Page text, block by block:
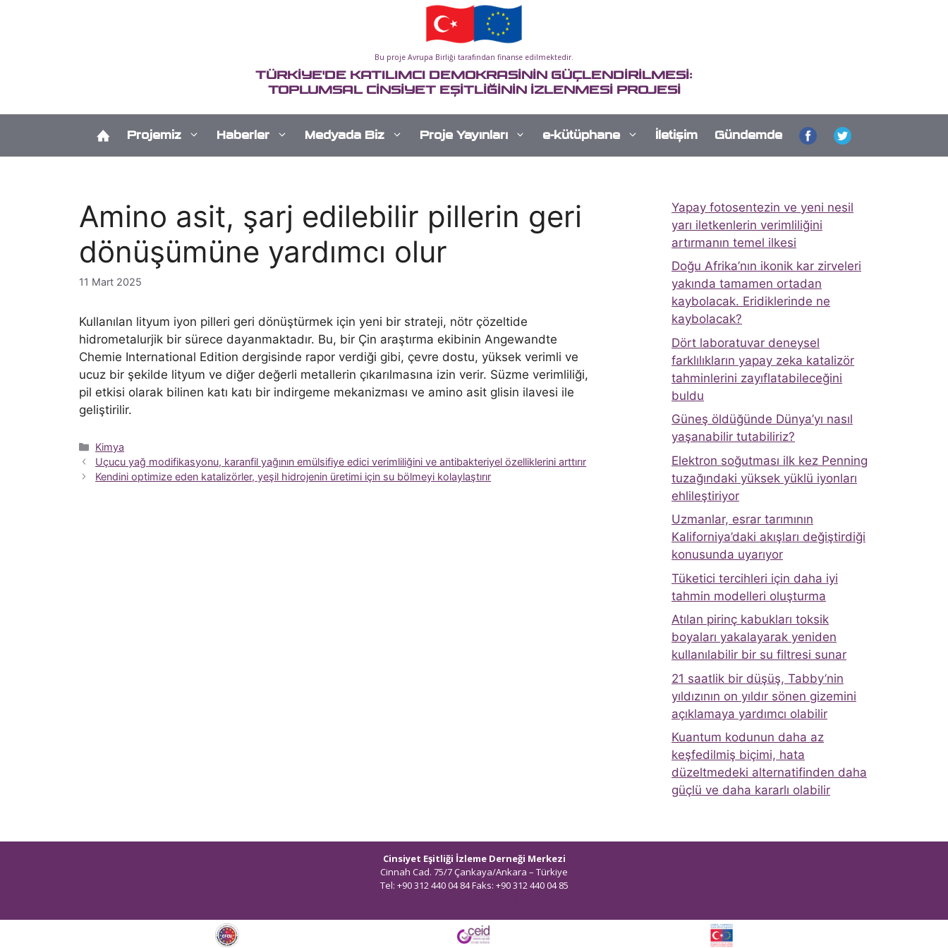
Bu proje Avrupa Birliği tarafından finanse edilmektedir.
TÜRKİYE'DE KATILIMCI DEMOKRASİNİN GÜÇLENDİRİLMESİ:
TOPLUMSAL CİNSİYET EŞİTLİĞİNİN İZLENMESİ PROJESİ
Projemiz Haberler Medyada Biz Proje Yayınları e-kütüphane İletişim Gündemde
Amino asit, şarj edilebilir pillerin geri
dönüşümüne yardımcı olur
11 Mart 2025
Kullanılan lityum iyon pilleri geri dönüştürmek için yeni bir strateji, nötr çözeltide
hidrometalurjik bir sürece dayanmaktadır. Bu, bir Çin araştırma ekibinin Angewandte
Chemie International Edition dergisinde rapor verdiği gibi, çevre dostu, yüksek verimli ve
ucuz bir şekilde lityum ve diğer değerli metallerin çıkarılmasına izin verir. Süzme verimliliği,
pil etkisi olarak bilinen katı katı bir indirgeme mekanizması ve amino asit glisin ilavesi ile
geliştirilir.
Kategoriler
Kimya
Uçucu yağ modifikasyonu, karanfil yağının emülsifiye edici verimliliğini ve antibakteriyel özelliklerini arttırır
Kendini optimize eden katalizörler, yeşil hidrojenin üretimi için su bölmeyi kolaylaştırır
Yapay fotosentezin ve yeni nesil
yarı iletkenlerin verimliliğini
artırmanın temel ilkesi
Doğu Afrika’nın ikonik kar zirveleri
yakında tamamen ortadan
kaybolacak. Eridiklerinde ne
kaybolacak?
Dört laboratuvar deneysel
farklılıkların yapay zeka katalizör
tahminlerini zayıflatabileceğini
buldu
Güneş öldüğünde Dünya’yı nasıl
yaşanabilir tutabiliriz?
Elektron soğutması ilk kez Penning
tuzağındaki yüksek yüklü iyonları
ehlileştiriyor
Uzmanlar, esrar tarımının
Kaliforniya’daki akışları değiştirdiği
konusunda uyarıyor
Tüketici tercihleri ​​için daha iyi
tahmin modelleri oluşturma
Atılan pirinç kabukları toksik
boyaları yakalayarak yeniden
kullanılabilir bir su filtresi sunar
21 saatlik bir düşüş, Tabby’nin
yıldızının on yıldır sönen gizemini
açıklamaya yardımcı olabilir
Kuantum kodunun daha az
keşfedilmiş biçimi, hata
düzeltmedeki alternatifinden daha
güçlü ve daha kararlı olabilir
Cinsiyet Eşitliği İzleme Derneği Merkezi
Cinnah Cad. 75/7 Çankaya/Ankara – Türkiye
Tel: +90 312 440 04 84 Faks: +90 312 440 04 85